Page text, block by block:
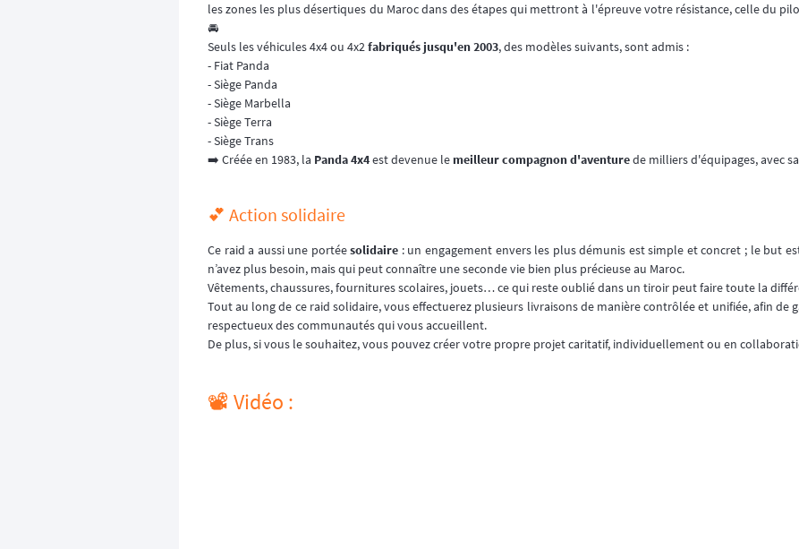
les zones les plus désertiques du Maroc dans des étapes qui mettront à l'épreuve votre résistance, celle du
🚘
Seuls les véhicules 4x4 ou 4x2fabriqués jusqu'en 2003, des modèles suivants, sont admis :
- Fiat Panda
- Siège Panda
- Siège Marbella
- Siège Terra
- Siège Trans
➡️ Créée en 1983, la Panda 4x4est devenue le meilleur compagnon d'aventurede milliers d'équipages, avec
💕 Action solidaire
Ce raid a aussi une portéesolidaire : un engagement envers les plus démunis est simple et concret ; le but
n’avez plus besoin, mais qui peut connaître une seconde vie bien plus précieuse au Maroc.
Vêtements, chaussures, fournitures scolaires, jouets… ce qui reste oublié dans un tiroir peut faire toute la
Tout au long de ce raid solidaire, vous effectuerez plusieurs livraisons de manière contrôlée et unifiée, afin
respectueux des communautés qui vous accueillent.
De plus, si vous le souhaitez, vous pouvez créer votre propre projet caritatif, individuellement ou en
📽️ Vidéo :